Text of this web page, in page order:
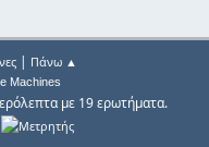
| Πάνω ▲
Machines
με 19 ερωτήματα.